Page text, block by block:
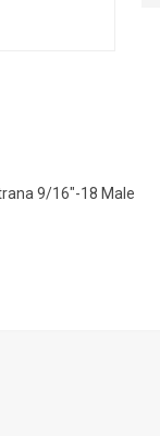
9/16"-18 Male